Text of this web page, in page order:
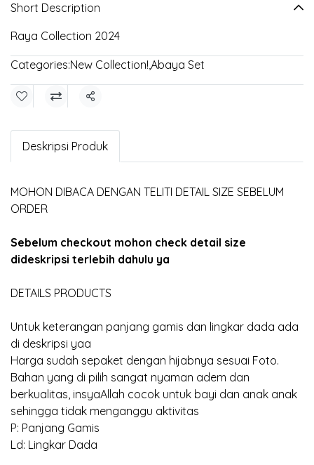
Short Description
Raya Collection 2024
Categories:New Collection!,Abaya Set
Share
Deskripsi Produk
MOHON DIBACA DENGAN TELITI DETAIL SIZE SEBELUM
ORDER
Sebelum checkout mohon check detail size
dideskripsi terlebih dahulu ya
DETAILS PRODUCTS
Untuk keterangan panjang gamis dan lingkar dada ada
di deskripsi yaa
Harga sudah sepaket dengan hijabnya sesuai Foto.
Bahan yang di pilih sangat nyaman adem dan
berkualitas, insyaAllah cocok untuk bayi dan anak anak
sehingga tidak menganggu aktivitas
P: Panjang Gamis
Ld: Lingkar Dada